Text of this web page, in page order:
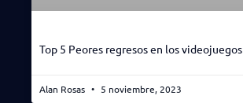
Top 5 Peores regresos en los videojuegos
Alan Rosas 5 noviembre, 2023